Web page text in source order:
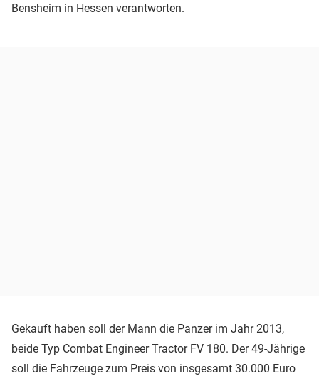
Bensheim in Hessen verantworten.
Gekauft haben soll der Mann die Panzer im Jahr 2013,
beide Typ Combat Engineer Tractor FV 180. Der 49-Jährige
soll die Fahrzeuge zum Preis von insgesamt 30.000 Euro